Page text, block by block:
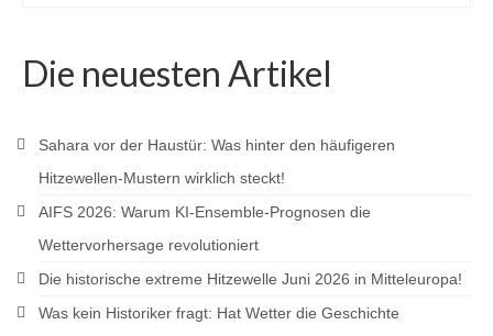
Die neuesten Artikel
Sahara vor der Haustür: Was hinter den häufigeren
Hitzewellen-Mustern wirklich steckt!
AIFS 2026: Warum KI-Ensemble-Prognosen die
Wettervorhersage revolutioniert
Die historische extreme Hitzewelle Juni 2026 in Mitteleuropa!
Was kein Historiker fragt: Hat Wetter die Geschichte